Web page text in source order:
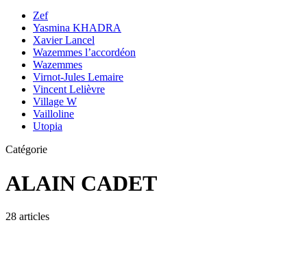
Zef
Yasmina KHADRA
Xavier Lancel
Wazemmes l’accordéon
Wazemmes
Virnot-Jules Lemaire
Vincent Lelièvre
Village W
Vailloline
Utopia
Catégorie
ALAIN CADET
28 articles